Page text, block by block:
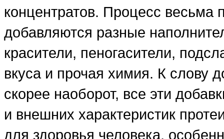
концентратов. Процесс весьма
добавляются разные
красители, пеногасители,
вкуса и прочая химия. К слову
скорее наоборот, все эти
и внешних характеристик
для здоровья человека,